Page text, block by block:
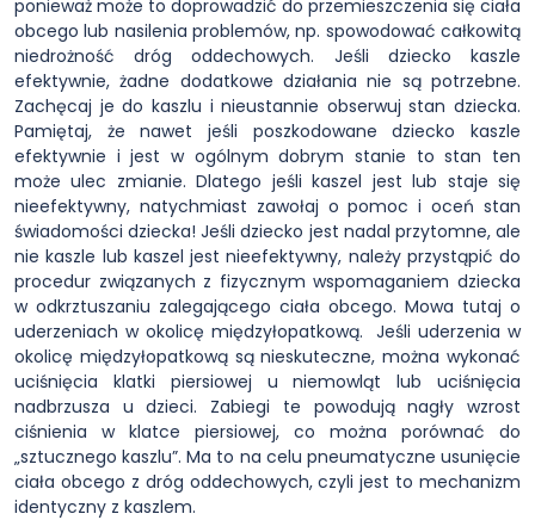
ponieważ może to doprowadzić do przemieszczenia się ciała
obcego lub nasilenia problemów, np. spowodować całkowitą
niedrożność dróg oddechowych. ︎Jeśli dziecko kaszle
efektywnie, żadne dodatkowe działania nie są potrzebne.
Zachęcaj je do kaszlu i nieustannie obserwuj stan dziecka.
Pamiętaj, że nawet jeśli poszkodowane dziecko kaszle
efektywnie i jest w ogólnym dobrym stanie to stan ten
może ulec zmianie. Dlatego jeśli kaszel jest lub staje się
nieefektywny, natychmiast zawołaj o pomoc i oceń stan
świadomości dziecka! Jeśli dziecko jest nadal przytomne, ale
nie kaszle lub kaszel jest nieefektywny, należy przystąpić do
procedur związanych z fizycznym wspomaganiem dziecka
w odkrztuszaniu zalegającego ciała obcego. Mowa tutaj o
uderzeniach w okolicę międzyłopatkową. ︎ Jeśli uderzenia w
okolicę międzyłopatkową są nieskuteczne, można wykonać
uciśnięcia klatki piersiowej u niemowląt lub uciśnięcia
nadbrzusza u dzieci. Zabiegi te powodują nagły wzrost
ciśnienia w klatce piersiowej, co można porównać do
„sztucznego kaszlu”. Ma to na celu pneumatyczne usunięcie
ciała obcego z dróg oddechowych, czyli jest to mechanizm
identyczny z kaszlem.